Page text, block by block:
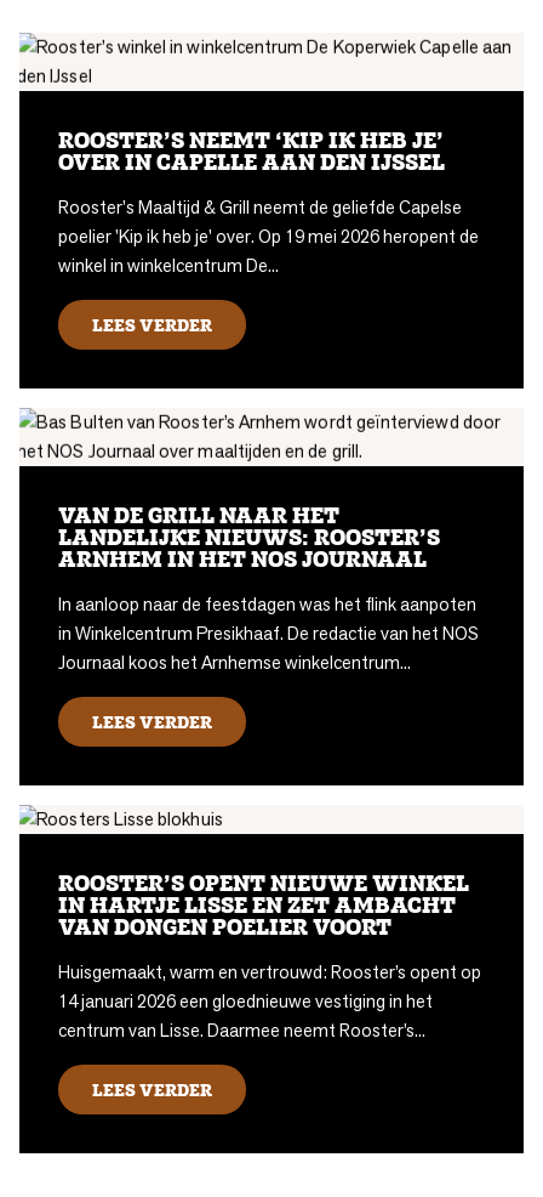
ROOSTER’S NEEMT ‘KIP IK HEB JE’
OVER IN CAPELLE AAN DEN IJSSEL
Rooster's Maaltijd & Grill neemt de geliefde Capelse
poelier 'Kip ik heb je' over. Op 19 mei 2026 heropent de
winkel in winkelcentrum De...
LEES VERDER
VAN DE GRILL NAAR HET
LANDELIJKE NIEUWS: ROOSTER’S
ARNHEM IN HET NOS JOURNAAL
In aanloop naar de feestdagen was het flink aanpoten
in Winkelcentrum Presikhaaf. De redactie van het NOS
Journaal koos het Arnhemse winkelcentrum...
LEES VERDER
ROOSTER’S OPENT NIEUWE WINKEL
IN HARTJE LISSE EN ZET AMBACHT
VAN DONGEN POELIER VOORT
Huisgemaakt, warm en vertrouwd: Rooster’s opent op
14 januari 2026 een gloednieuwe vestiging in het
centrum van Lisse. Daarmee neemt Rooster’s...
LEES VERDER